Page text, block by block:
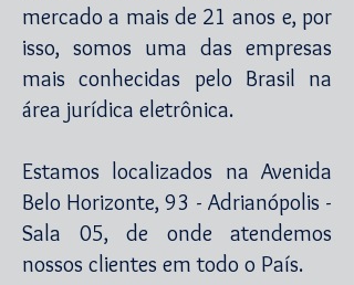
mercado a mais de 21 anos e, por
isso, somos uma das empresas
mais conhecidas pelo Brasil na
área jurídica eletrônica.
Estamos localizados na Avenida
Belo Horizonte, 93 - Adrianópolis -
Sala 05, de onde atendemos
nossos clientes em todo o País.